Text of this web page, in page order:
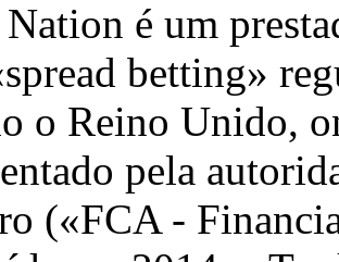
é um
betting»
o Reino Unido,
pela
(«FCA -